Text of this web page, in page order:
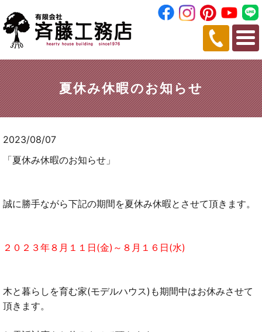
夏休み休暇のお知らせ
2023/08/07
「夏休み休暇のお知らせ」
誠に勝手ながら下記の期間を夏休み休暇とさせて頂きます。
２０２３年８月１１日(金)～８月１６日(水)
木と暮らしを育む家(モデルハウス)も期間中はお休みさせて
頂きます。